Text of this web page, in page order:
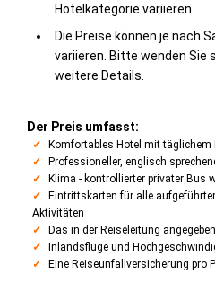
Hotelkategorie variieren.
Die Preise können je nach
variieren. Bitte wenden Sie
weitere Details.
Der Preis umfasst:
Komfortables Hotel mit
Professioneller, englisch
Klima - kontrollierter privater Bus
Eintrittskarten für alle
Aktivitäten
Das in der Reiseleitung
Inlandsflüge und
Eine Reiseunfallversicherung pro